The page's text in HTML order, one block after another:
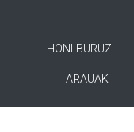
HONI BURUZ
ARAUAK